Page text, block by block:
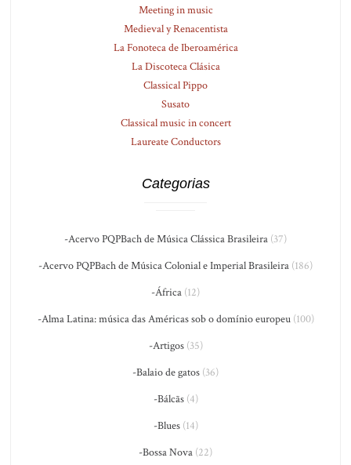
Meeting in music
Medieval y Renacentista
La Fonoteca de Iberoamérica
La Discoteca Clásica
Classical Pippo
Susato
Classical music in concert
Laureate Conductors
Categorias
-Acervo PQPBach de Música Clássica Brasileira (37)
-Acervo PQPBach de Música Colonial e Imperial Brasileira (186)
-África (12)
-Alma Latina: música das Américas sob o domínio europeu(100)
-Artigos(35)
-Balaio de gatos (36)
-Bálcãs(4)
-Blues(14)
-Bossa Nova (22)